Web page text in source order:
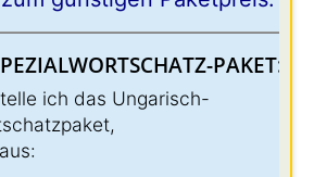
PAKET:
ich das Ungarisch-